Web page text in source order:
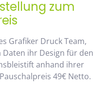
zum
Grafiker Druck Team,
ihr Design für den
anhand ihrer
49€ Netto.